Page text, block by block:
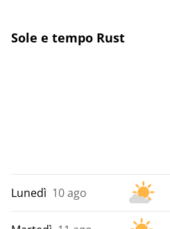
Sole e tempo Rust
Lunedì 10 ago